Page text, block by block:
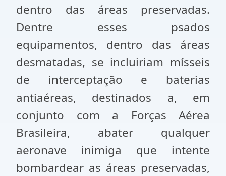
dentro das áreas preservadas.
Dentre esses psados
equipamentos, dentro das áreas
desmatadas, se incluiriam mísseis
de interceptação e baterias
antiaéreas, destinados a, em
conjunto com a Forças Aérea
Brasileira, abater qualquer
aeronave inimiga que intente
bombardear as áreas preservadas,